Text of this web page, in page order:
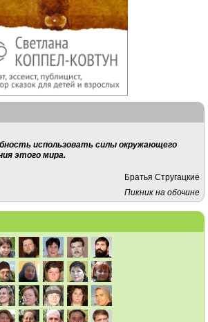
использовать силы окружающего
этого мира.
Братья Стругацкие
Пикник на обочине